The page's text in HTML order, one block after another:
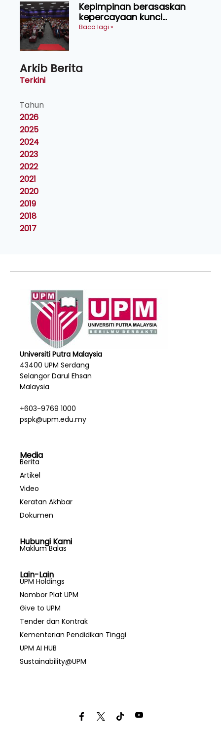
Kepimpinan berasaskan
kepercayaan kunci
kecemerlangan institusi -
Baca lagi »
Arkib Berita
Terkini
Tahun
2026
2025
2024
2023
2022
2021
2020
2019
2018
2017
Universiti Putra Malaysia
43400 UPM Serdang
Selangor Darul Ehsan
Malaysia
+603-9769 1000
pspk@upm.edu.my
Media
Berita
Artikel
Video
Keratan Akhbar
Dokumen
Hubungi Kami
Maklum Balas
Lain-Lain
UPM Holdings
Nombor Plat UPM
Give to UPM
Tender dan Kontrak
Kementerian Pendidikan Tinggi
UPM AI HUB
Sustainability@UPM